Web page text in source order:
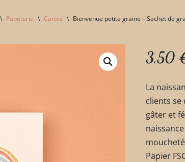
\ Papeterie \ Cartes \ Bienvenue petite graine – Sachet de
3,50
La
clients
gâter et
Papier